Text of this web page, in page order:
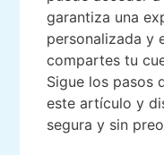
garantiza una
personalizada y
compartes tu
Sigue los pasos
este artículo y
segura y sin